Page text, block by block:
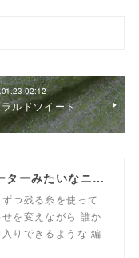
02:12
ルドツイード
CHOKOTTO －セーターみたいなニット生地、おいてます－
つ残る糸を使って
を変えながら 誰か
りできるような 編